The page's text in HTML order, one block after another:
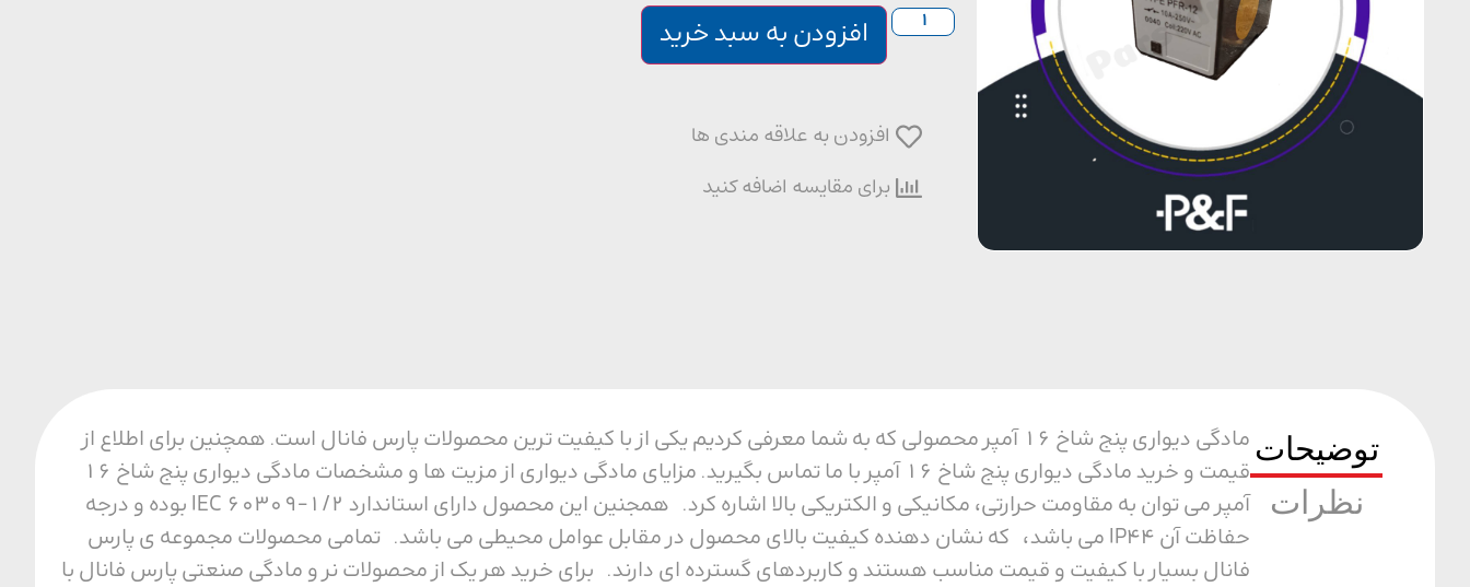
افزودن به سبد خرید
افزودن به علاقه مندی ها
برای مقایسه اضافه کنید
توضیحات
نظرات
مادگی دیواری پنج شاخ 16 آمپر محصولی که به شما معرفی کردیم یکی از با کیفیت ترین محصولات پارس فانال است. همچنین برای اطلاع از
قیمت و خرید مادگی دیواری پنج شاخ 16 آمپر با ما تماس بگیرید. مزایای مادگی دیواری از مزیت ها و مشخصات مادگی دیواری پنج شاخ 16
آمپر می توان به مقاومت حرارتی، مکانیکی و الکتریکی بالا اشاره کرد. همجنین این محصول دارای استاندارد IEC 60309-1/2 بوده و درجه
حفاظت آن IP44 می باشد، که نشان دهنده کیفیت بالای محصول در مقابل عوامل محیطی می باشد. تمامی محصولات مجموعه ی پارس
فانال بسیار با کیفیت و قیمت مناسب هستند و کاربردهای گسترده ای دارند. برای خرید هر یک از محصولات نر و مادگی صنعتی پارس فانال با